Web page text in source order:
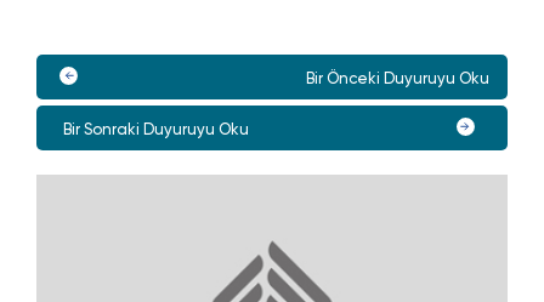
Bir Önceki Duyuruyu Oku
Bir Sonraki Duyuruyu Oku